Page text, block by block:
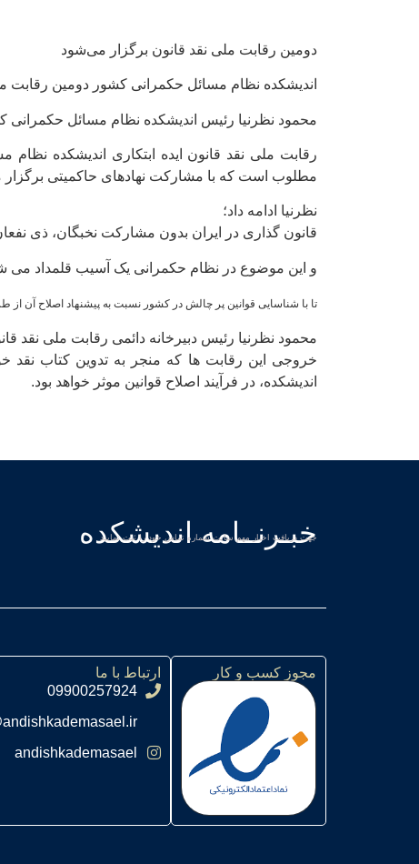
دومین رقابت ملی نقد قانون برگزار می‌شود
اندیشکده نظام مسائل حکمرانی کشور دومین رقابت
محمود نظرنیا رئیس اندیشکده نظام مسائل
رقابت ملی نقد قانون ایده ابتکاری اندیشکده
مطلوب است که با مشارکت نهادهای حاکمیتی
نظرنیا ادامه داد؛
قانون گذاری در ایران بدون مشارکت نخبگان، ذی
و این موضوع در نظام حکمرانی یک آسیب قلمداد می
تا با شناسایی قوانین پر چالش در کشور نسبت به پیشنهاد اصلاح آن از
محمود نظرنیا رئیس دبیرخانه دائمی رقابت ملی نقد
خروجی این رقابت ها که منجر به تدوین کتاب نقد
اندیشکده، در فرآیند اصلاح قوانین موثر خواهد بود.
خبـرنــامه اندیشکده
جهت دریافت اخبار مهم سایت شماره تماس خود را ثبت نمایید
مجوز کسب و کار
ارتباط با ما
09900257924
andishkademasael